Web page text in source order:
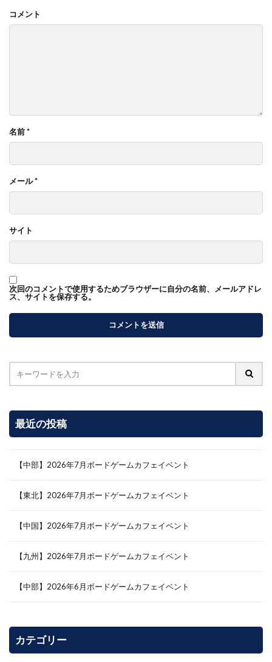
コメント
名前*
メール*
サイト
次回のコメントで使用するためブラウザーに自分の名前、メールアドレ
ス、サイトを保存する。
最近の投稿
【中部】2026年7月ボードゲームカフェイベント
【東北】2026年7月ボードゲームカフェイベント
【中国】2026年7月ボードゲームカフェイベント
【九州】2026年7月ボードゲームカフェイベント
【中部】2026年6月ボードゲームカフェイベント
カテゴリー